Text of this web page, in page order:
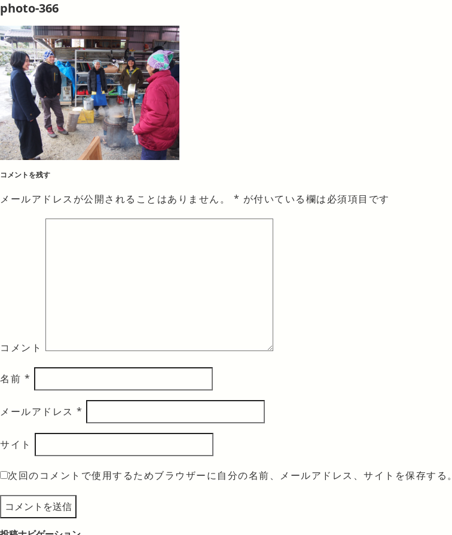
photo-366
コメントを残す
メールアドレスが公開されることはありません。 * が付いている欄は必須項目です
コメント
名前 *
メールアドレス *
サイト
次回のコメントで使用するためブラウザーに自分の名前、メールアドレス、サイトを保存する。